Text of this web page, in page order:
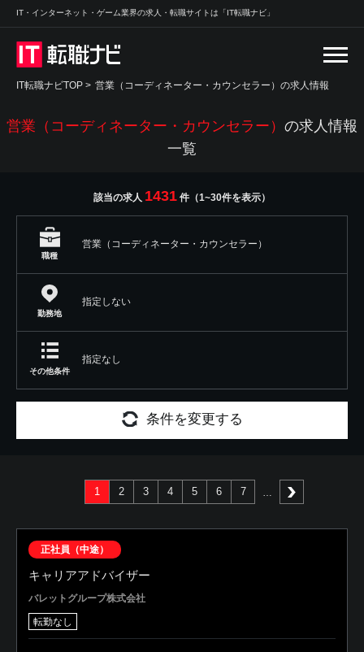
IT・インターネット・ゲーム業界の求人・転職サイトは「IT転職ナビ」
IT転職ナビTOP > 営業（コーディネーター・カウンセラー）の求人情報
営業（コーディネーター・カウンセラー） の求人情報
一覧
該当の求人 1431 件（1~30件を表示）
職種
営業（コーディネーター・カウンセラー）
勤務地
指定しない
その他条件
指定なし
条件を変更する
1 2 3 4 5 6 7
正社員（中途）
キャリアアドバイザー
バレットグループ株式会社
転勤なし